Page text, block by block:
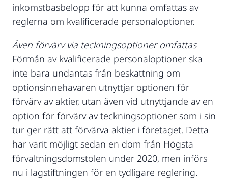
inkomstbasbelopp för att kunna omfattas av
reglerna om kvalificerade personaloptioner.
Även förvärv via teckningsoptioner omfattas
Förmån av kvalificerade personaloptioner ska
inte bara undantas från beskattning om
optionsinnehavaren utnyttjar optionen för
förvärv av aktier, utan även vid utnyttjande av en
option för förvärv av teckningsoptioner som i sin
tur ger rätt att förvärva aktier i företaget. Detta
har varit möjligt sedan en dom från Högsta
förvaltningsdomstolen under 2020, men införs
nu i lagstiftningen för en tydligare reglering.